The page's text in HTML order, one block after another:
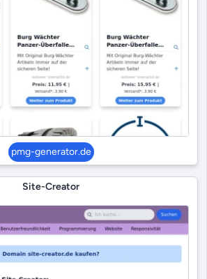
pmg-generator.de
Site-Creator